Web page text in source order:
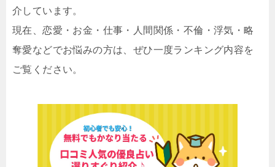
介しています。
現在、恋愛・お金・仕事・人間関係・不倫・浮気・略
奪愛などでお悩みの方は、ぜひ一度ランキング内容を
ご覧ください。